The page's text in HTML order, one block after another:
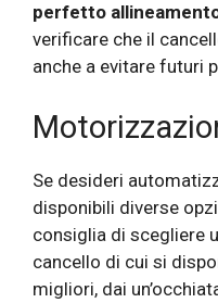
perfetto
verificare che il
anche a evitare futuri
Se desideri
disponibili diverse
consiglia di scegliere
cancello di cui si
migliori, dai